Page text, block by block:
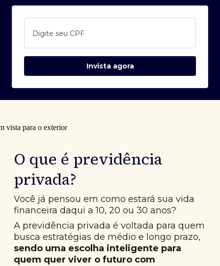
Digite seu CPF
Invista agora
O que é previdência
privada?
Você já pensou em como estará sua vida
financeira daqui a 10, 20 ou 30 anos?
A previdência privada é voltada para quem
busca estratégias de médio e longo prazo,
sendo uma escolha inteligente para
quem quer viver o futuro com